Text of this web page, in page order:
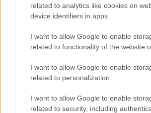
related to analytics like cookies on
device identifiers in apps.
I want to allow Google to enable
related to functionality of the website
I want to allow Google to enable
related to personalization.
I want to allow Google to enable
related to security, including
alijázó érkezett Izraelbe